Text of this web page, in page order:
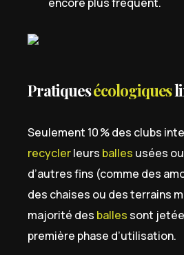
encore plus fréquent.
Pratiquesécologiques
Seulement 10 % des clubs
recyclerleurs balles usées
d’autres fins (comme des
des chaises ou des terrains
majorité des balles sont
première phase d’utilisation.